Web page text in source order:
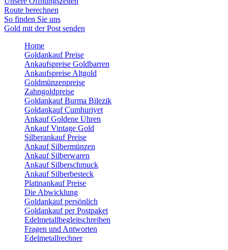
Route berechnen
So finden Sie uns
Gold mit der Post senden
Home
Goldankauf Preise
Ankaufspreise Goldbarren
Ankaufspreise Altgold
Goldmünzenpreise
Zahngoldpreise
Goldankauf Burma Bilezik
Goldankauf Cumhuriyet
Ankauf Goldene Uhren
Ankauf Vintage Gold
Silberankauf Preise
Ankauf Silbermünzen
Ankauf Silberwaren
Ankauf Silberschmuck
Ankauf Silberbesteck
Platinankauf Preise
Die Abwicklung
Goldankauf persönlich
Goldankauf per Postpaket
Edelmetallbegleitschreiben
Fragen und Antworten
Edelmetallrechner